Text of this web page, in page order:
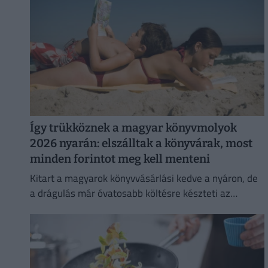
Így trükköznek a magyar könyvmolyok
2026 nyarán: elszálltak a könyvárak, most
minden forintot meg kell menteni
Kitart a magyarok könyvvásárlási kedve a nyáron, de
a drágulás már óvatosabb költésre készteti az